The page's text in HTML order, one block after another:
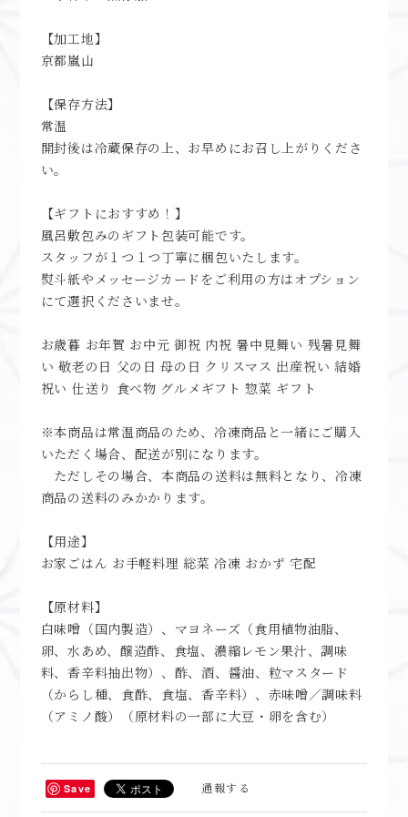
【加工地】
京都嵐山
【保存方法】
常温
開封後は冷蔵保存の上、お早めにお召し上がりくださ
い。
【ギフトにおすすめ！】
風呂敷包みのギフト包装可能です。
スタッフが１つ１つ丁寧に梱包いたします。
熨斗紙やメッセージカードをご利用の方はオプション
にて選択くださいませ。
お歳暮 お年賀 お中元 御祝 内祝 暑中見舞い 残暑見舞
い 敬老の日 父の日 母の日 クリスマス 出産祝い 結婚
祝い 仕送り 食べ物 グルメギフト 惣菜 ギフト
※本商品は常温商品のため、冷凍商品と一緒にご購入
いただく場合、配送が別になります。
ただしその場合、本商品の送料は無料となり、冷凍
商品の送料のみかかります。
【用途】
お家ごはん お手軽料理 総菜 冷凍 おかず 宅配
【原材料】
白味噌（国内製造）、マヨネーズ（食用植物油脂、
卵、水あめ、醸造酢、食塩、濃縮レモン果汁、調味
料、香辛料抽出物）、酢、酒、醤油、粒マスタード
（からし種、食酢、食塩、香辛料）、赤味噌／調味料
（アミノ酸）（原材料の一部に大豆・卵を含む）
Save 通報する